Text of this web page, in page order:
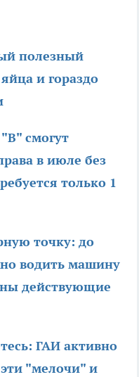
полезный
и гораздо
смогут
в июле без
только 1
точку: до
водить машину
действующие
ГАИ активно
"мелочи" и